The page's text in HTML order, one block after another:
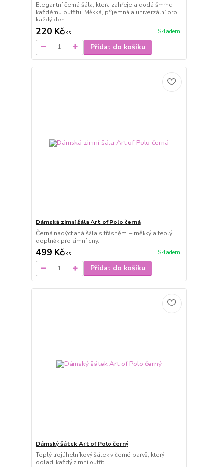
Elegantní černá šála, která zahřeje a dodá šmrnc
každému outfitu. Měkká, příjemná a univerzální pro
každý den.
220 Kč/ks Skladem
Přidat do košíku
Dámská zimní šála Art of Polo černá
Černá nadýchaná šála s třásněmi – měkký a teplý
doplněk pro zimní dny.
499 Kč/ks Skladem
Přidat do košíku
Dámský šátek Art of Polo černý
Teplý trojúhelníkový šátek v černé barvě, který
doladí každý zimní outfit.